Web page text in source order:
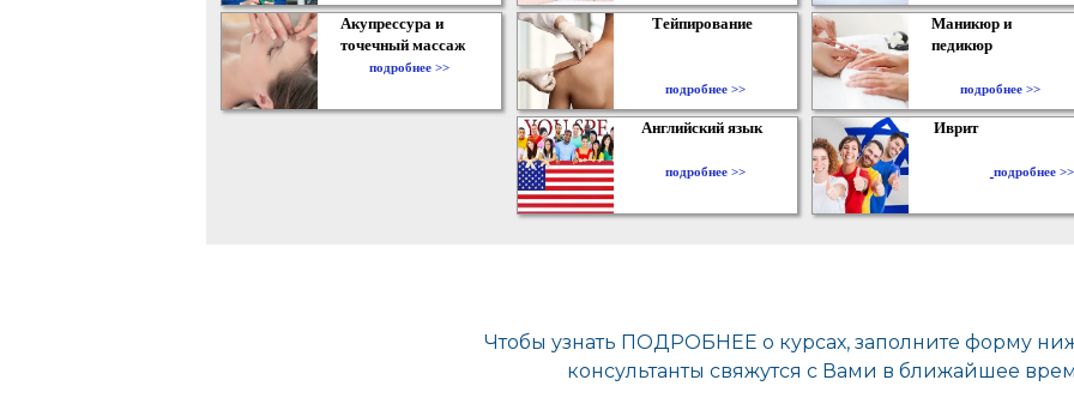
Акупрессура и
точечный массаж
подробнее >>
Тейпирование
подробнее >>
Маникюр и
педикюр
подробнее >>
Английский язык
подробнее >>
Иврит
подробнее >>